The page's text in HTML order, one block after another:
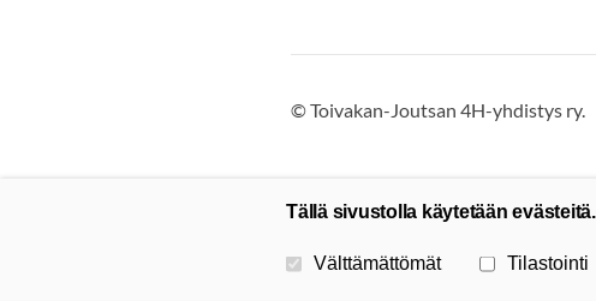
©Toivakan-Joutsan 4H-yhdistys ry.
Tällä sivustolla käytetään evästeitä.
Valitse käytettävät evästeet
Välttämättömät Tilastointi